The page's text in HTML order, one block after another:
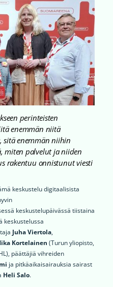
perinteisten
enemmän niitä
sitä enemmän niihin
miten palvelut ja niiden
rakentuu onnistunut viesti
keskustelu digitaalisista
keskustelupäivässä tiistaina
keskustelussa
Juha Viertola,
Kortelainen (Turun yliopisto,
päättäjiä vihreiden
ja pitkäaikaisairauksia sairast
Heli Salo.